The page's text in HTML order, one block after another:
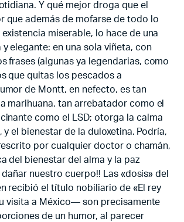
Y qué mejor droga que el
que además de mofarse de todo lo
miserable, lo hace de una
y elegante: en una sola viñeta, con
frases (algunas ya legendarias, como
que quitas los pescados a
de Montt, en nefecto, es tan
marihuana, tan arrebatador como el
como el LSD; otorga la calma
y el bienestar de la duloxetina. Podría,
por cualquier doctor o chamán,
del bienestar del alma y la paz
dañar nuestro cuerpo!! Las «dosis» del
recibió el título nobiliario de «El rey
visita a México— son precisamente
de un humor, al parecer